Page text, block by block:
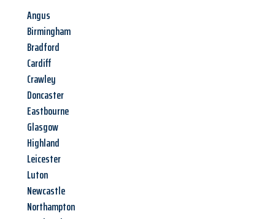
Angus
Birmingham
Bradford
Cardiff
Crawley
Doncaster
Eastbourne
Glasgow
Highland
Leicester
Luton
Newcastle
Northampton